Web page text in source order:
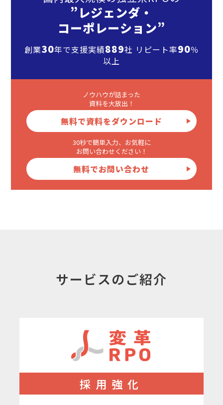
”レジェンダ・
コーポレーション”
創業30年で支援実績889社 リピート率90％
以上
ノウハウが詰まった
資料を大放出！
無料で資料をダウンロード
30秒で簡単入力、お気軽に
お問い合わせください！
無料でお問い合わせ
サービスのご紹介
採用強化